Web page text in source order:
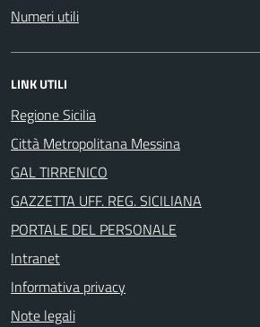
Numeri utili
LINK UTILI
Regione Sicilia
Città Metropolitana Messina
GAL TIRRENICO
GAZZETTA UFF. REG. SICILIANA
PORTALE DEL PERSONALE
Intranet
Informativa privacy
Note legali